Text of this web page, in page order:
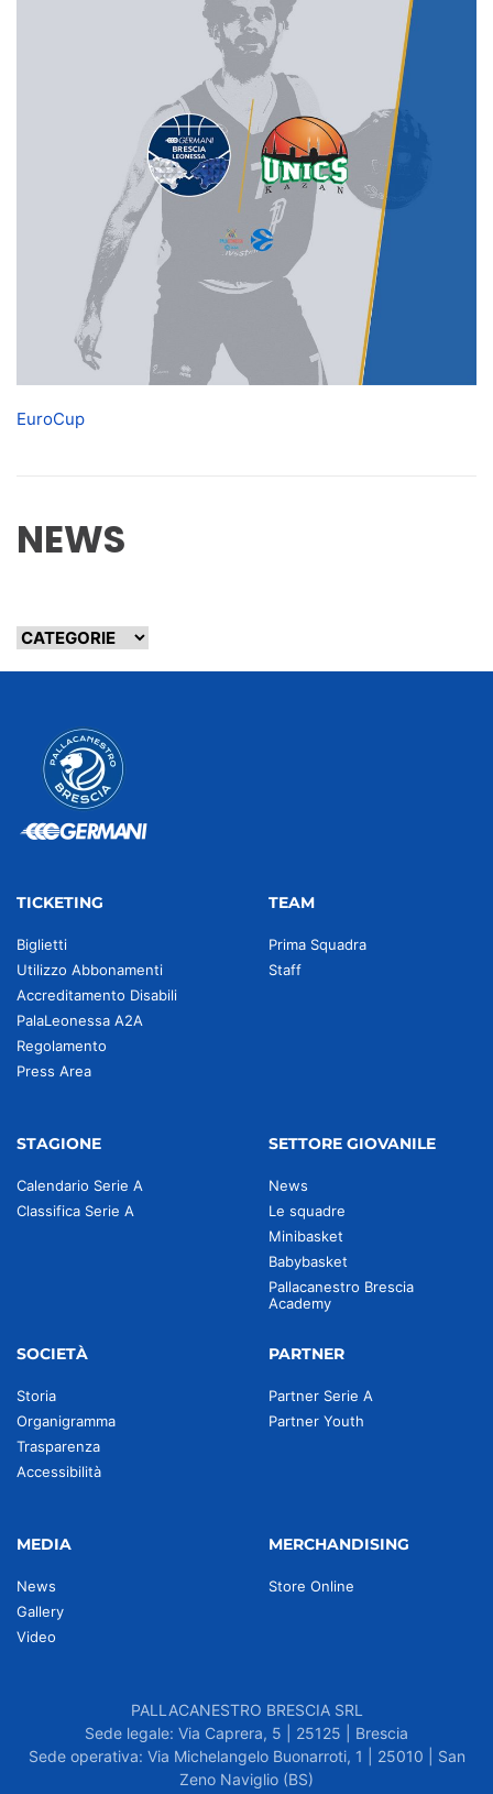
EuroCup
NEWS
TICKETING
Biglietti
Utilizzo Abbonamenti
Accreditamento Disabili
PalaLeonessa A2A
Regolamento
Press Area
TEAM
Prima Squadra
Staff
STAGIONE
Calendario Serie A
Classifica Serie A
SETTORE GIOVANILE
News
Le squadre
Minibasket
Babybasket
Pallacanestro Brescia
Academy
SOCIETÀ
Storia
Organigramma
Trasparenza
Accessibilità
PARTNER
Partner Serie A
Partner Youth
MEDIA
News
Gallery
Video
MERCHANDISING
Store Online
PALLACANESTRO BRESCIA SRL
Sede legale: Via Caprera, 5 | 25125 | Brescia
Sede operativa: Via Michelangelo Buonarroti, 1 | 25010 | San
Zeno Naviglio (BS)